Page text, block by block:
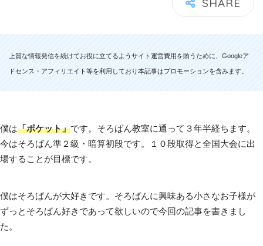
上質な情報発信を続けてお役に立てるようサイト運営費用を賄うために、Googleア
ドセンス・アフィリエイト等を利用しており本記事はプロモーションを含みます。
僕は「ポケット」です。そろばん教室に通って３年半経ちます。
今はそろばん準２級・暗算初段です。１０段取得と全国大会に出
場することが目標です。
僕はそろばんが大好きです。そろばんに興味ある小さなお子様が
ずっとそろばん好きであって欲しいので今回の記事を書きまし
た。